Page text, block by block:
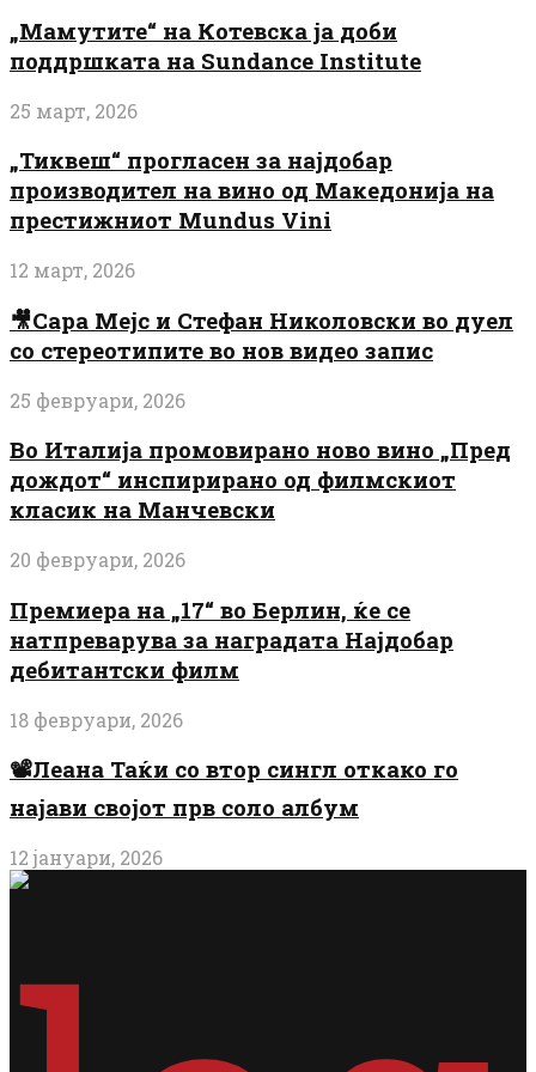
„Мамутите“ на Котевска ја доби
поддршката на Sundance Institute
25 март, 2026
„Тиквеш“ прогласен за најдобар
производител на вино од Македонија на
престижниот Mundus Vini
12 март, 2026
🎥Сара Мејс и Стефан Николовски во дуел
со стереотипите во нов видео запис
25 февруари, 2026
Во Италија промовирано ново вино „Пред
дождот“ инспирирано од филмскиот
класик на Манчевски
20 февруари, 2026
Премиера на „17“ во Берлин, ќе се
натпреварува за наградата Најдобар
дебитантски филм
18 февруари, 2026
📽️Леана Таќи со втор сингл откако го
најави својот прв соло албум
12 јануари, 2026